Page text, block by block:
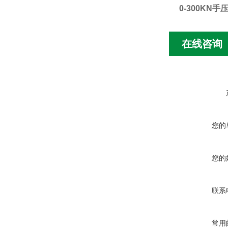
0-300KN手
在线咨询
您的
您的
联系
常用